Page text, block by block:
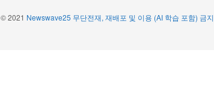
© 2021 Newswave25 무단전재, 재배포 및 이용 (AI 학습 포함) 금지